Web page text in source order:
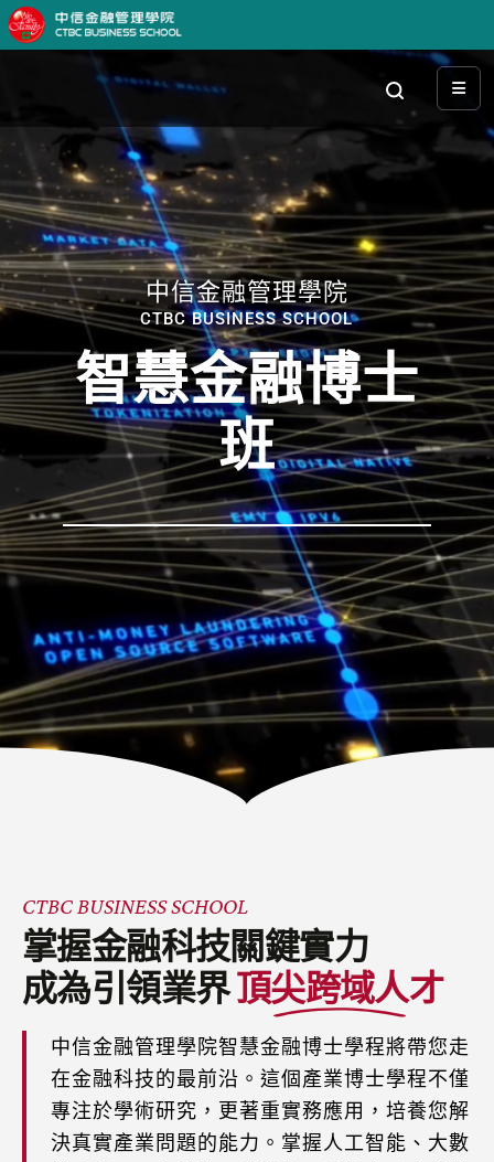
中信金融管理學院
CTBC BUSINESS SCHOOL
智慧金融博士
班
CTBC BUSINESS SCHOOL
掌握金融科技關鍵實力
成為引領業界頂尖跨域人才
中信金融管理學院智慧金融博士學程將帶您走
在金融科技的最前沿。這個產業博士學程不僅
專注於學術研究，更著重實務應用，培養您解
決真實產業問題的能力。掌握人工智能、大數